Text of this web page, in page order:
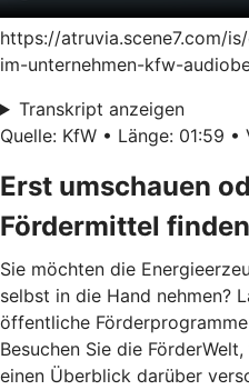
https://atruvia.scene7.com/
im-unternehmen-kfw-
Transkript anzeigen
Quelle: KfW • Länge: 01:59
Erst umschauen
Fördermittel
Sie möchten die
selbst in die Hand nehmen?
öffentliche
Besuchen Sie die
einen Überblick darüber